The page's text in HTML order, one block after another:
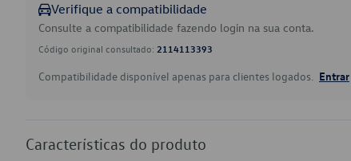
Verifique a compatibilidade
Consulte a compatibilidade fazendo login na sua conta.
Código original consultado: 2114113393
Compatibilidade disponível apenas para clientes logados. Entrar
Características do produto